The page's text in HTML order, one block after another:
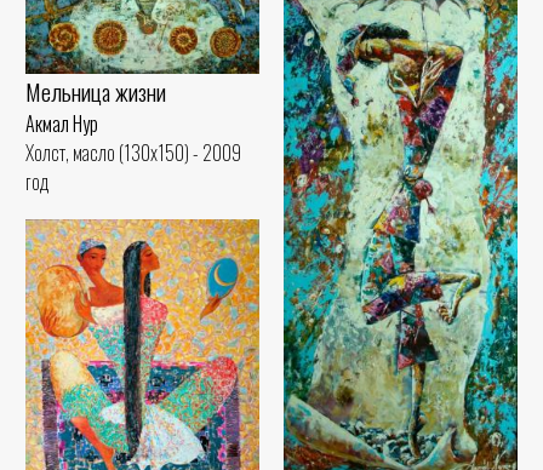
Мельница жизни
Акмал Нур
Холст, масло (130x150) - 2009
год